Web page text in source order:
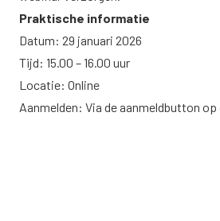
Praktische informatie
Datum: 29 januari 2026
Tijd: 15.00 – 16.00 uur
Locatie: Online
Aanmelden: Via de aanmeldbutton